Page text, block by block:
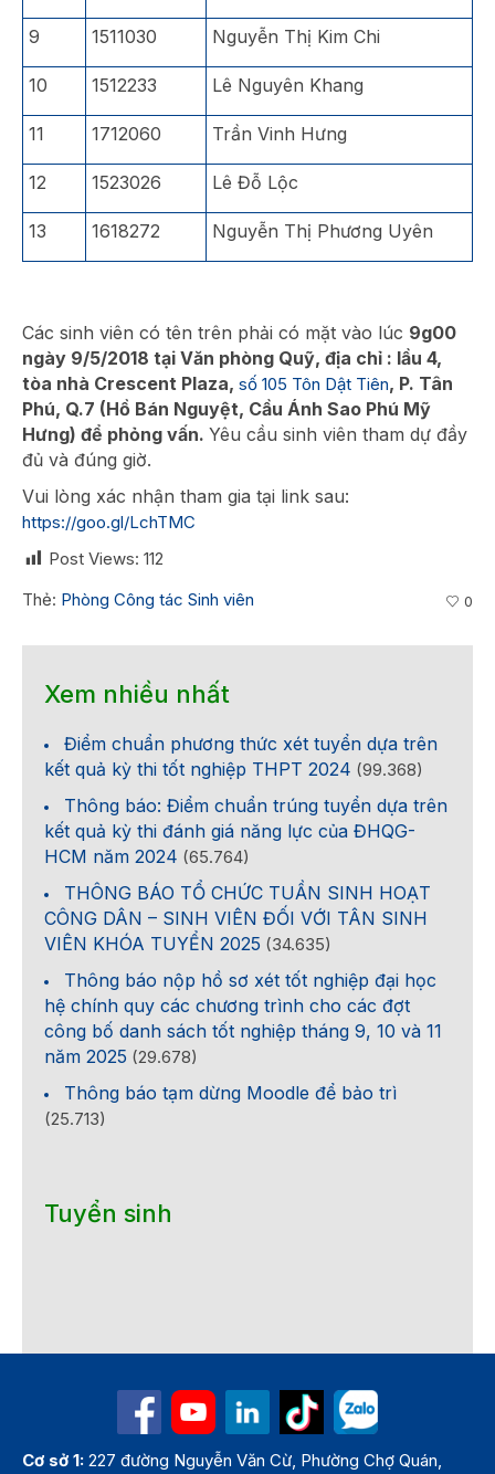
9 1511030 Nguyễn Thị Kim Chi
10 1512233 Lê Nguyên Khang
11 1712060 Trần Vinh Hưng
12 1523026 Lê Đỗ Lộc
13 1618272 Nguyễn Thị Phương Uyên
Các sinh viên có tên trên phải có mặt vào lúc 9g00
ngày 9/5/2018 tại Văn phòng Quỹ, địa chỉ : lầu 4,
tòa nhà Crescent Plaza, số 105 Tôn Dật Tiên, P. Tân
Phú, Q.7 (Hồ Bán Nguyệt, Cầu Ánh Sao Phú Mỹ
Hưng) để phỏng vấn. Yêu cầu sinh viên tham dự đầy
đủ và đúng giờ.
Vui lòng xác nhận tham gia tại link sau:
https://goo.gl/LchTMC
Post Views: 112
Thẻ: Phòng Công tác Sinh viên 0
Xem nhiều nhất
Điểm chuẩn phương thức xét tuyển dựa trên
kết quả kỳ thi tốt nghiệp THPT 2024 (99.368)
Thông báo: Điểm chuẩn trúng tuyển dựa trên
kết quả kỳ thi đánh giá năng lực của ĐHQG-
HCM năm 2024 (65.764)
THÔNG BÁO TỔ CHỨC TUẦN SINH HOẠT
CÔNG DÂN – SINH VIÊN ĐỐI VỚI TÂN SINH
VIÊN KHÓA TUYỂN 2025 (34.635)
Thông báo nộp hồ sơ xét tốt nghiệp đại học
hệ chính quy các chương trình cho các đợt
công bố danh sách tốt nghiệp tháng 9, 10 và 11
năm 2025 (29.678)
Thông báo tạm dừng Moodle để bảo trì
(25.713)
Tuyển sinh
Cơ sở 1: 227 đường Nguyễn Văn Cừ, Phường Chợ Quán,